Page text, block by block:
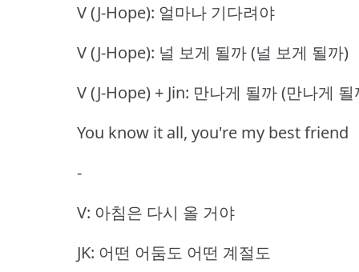
V (J-Hope): 얼마나 기다려야
V (J-Hope): 널 보게 될까 (널 보게 될까)
V (J-Hope) + Jin: 만나게 될까 (만나게 될
You know it all, you're my best friend
-
V: 아침은 다시 올 거야
JK: 어떤 어둠도 어떤 계절도